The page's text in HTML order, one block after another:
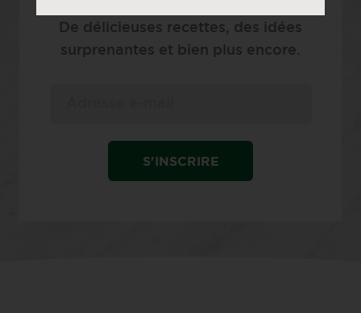
De délicieuses recettes, des idées
surprenantes et bien plus encore.
S'INSCRIRE